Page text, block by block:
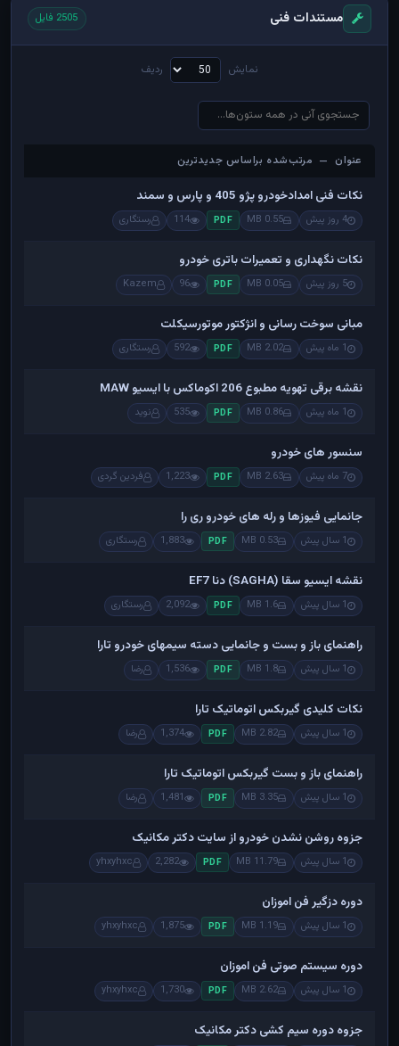
مستندات فنی 2505 فایل
نمایش ردیف
عنوان — مرتب‌شده براساس جدیدترین
عنوان — مرتب‌شده براساس جدیدترین
نکات فنی امدادخودرو پژو 405 و پارس و سمند
4 روز پیش 0.55 MB
PDF
114 رستگاری
نکات نگهداری و تعمیرات باتری خودرو
5 روز پیش 0.05 MB
PDF
96
Kazem
مبانی سوخت رسانی و انژکتور موتورسیکلت
1 ماه پیش 2.02 MB
PDF
592 رستگاری
نقشه برقی تهویه مطبوع 206 اکوماکس با ایسیو MAW
1 ماه پیش 0.86 MB
PDF
535 نوید
سنسور های خودرو
7 ماه پیش 2.63 MB
PDF
1,223 فردین گردی
جانمایی فیوزها و رله های خودرو ری را
1 سال پیش 0.53 MB
PDF
1,883 رستگاری
نقشه ایسیو سقا (SAGHA) دنا EF7
1 سال پیش 1.6 MB
PDF
2,092 رستگاری
راهنمای باز و بست و جانمایی دسته سیمهای خودرو تارا
1 سال پیش 1.8 MB
PDF
1,536 رضا
نکات کلیدی گیربکس اتوماتیک تارا
1 سال پیش 2.82 MB
PDF
1,374 رضا
راهنمای باز و بست گیربکس اتوماتیک تارا
1 سال پیش 3.35 MB
PDF
1,481 رضا
جزوه روشن نشدن خودرو از سایت دکتر مکانیک
1 سال پیش 11.79 MB
PDF
2,282
yhxyhxc
دوره دزگیر فن اموزان
1 سال پیش 1.19 MB
PDF
1,875
yhxyhxc
دوره سیستم صوتی فن اموزان
1 سال پیش 2.62 MB
PDF
1,730
yhxyhxc
جزوه دوره سیم کشی دکتر مکانیک